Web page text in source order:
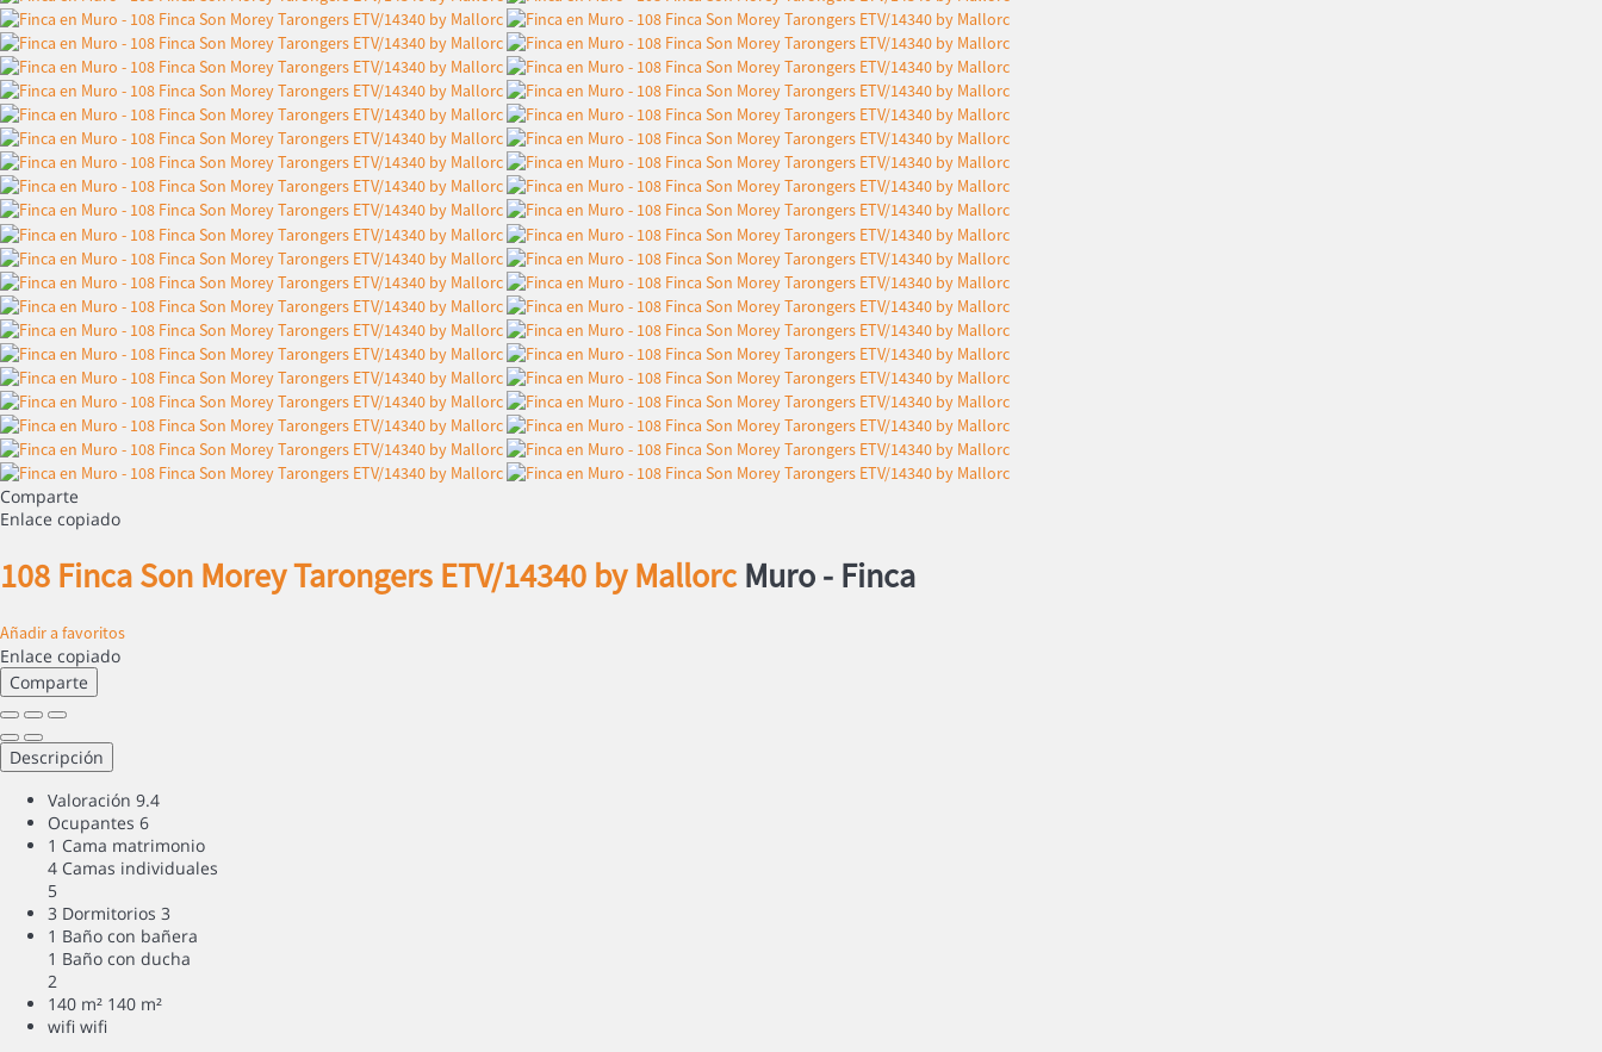
Comparte
Enlace copiado
108 Finca Son Morey Tarongers ETV/14340 by MallorcMuro - Finca
Añadir a favoritos
Enlace copiado
Comparte
Descripción
Valoración 9.4
Ocupantes 6
1 Cama matrimonio
4 Camas individuales
5
3 Dormitorios 3
1 Baño con bañera
1 Baño con ducha
2
140 m² 140 m²
wifi wifi